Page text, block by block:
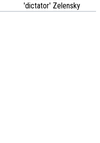
'dictator' Zelensky